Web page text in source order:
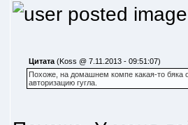
Цитата(Koss @ 7.11.2013 - 09:51:07)
Похоже, на домашнем компе какая-то бяка
авторизацию гугла.